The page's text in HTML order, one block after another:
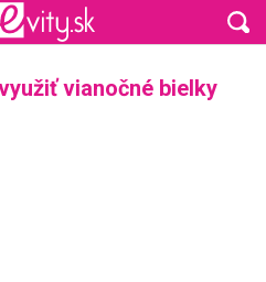
vianočné bielky